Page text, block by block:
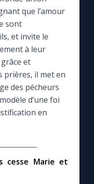
que l’amour
sont
et invite le
à leur
et
prières, il met en
des pécheurs
d’une foi
en
cesse Marie et